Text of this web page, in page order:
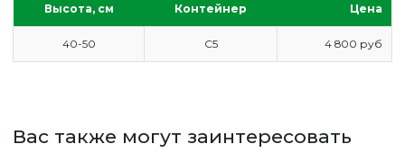
ГЛАВНАЯ
ЗАДАТЬ ВОПРОС
Высота, см Контейнер Цена
40-50 С5 4 800 руб
Вас также могут заинтересовать